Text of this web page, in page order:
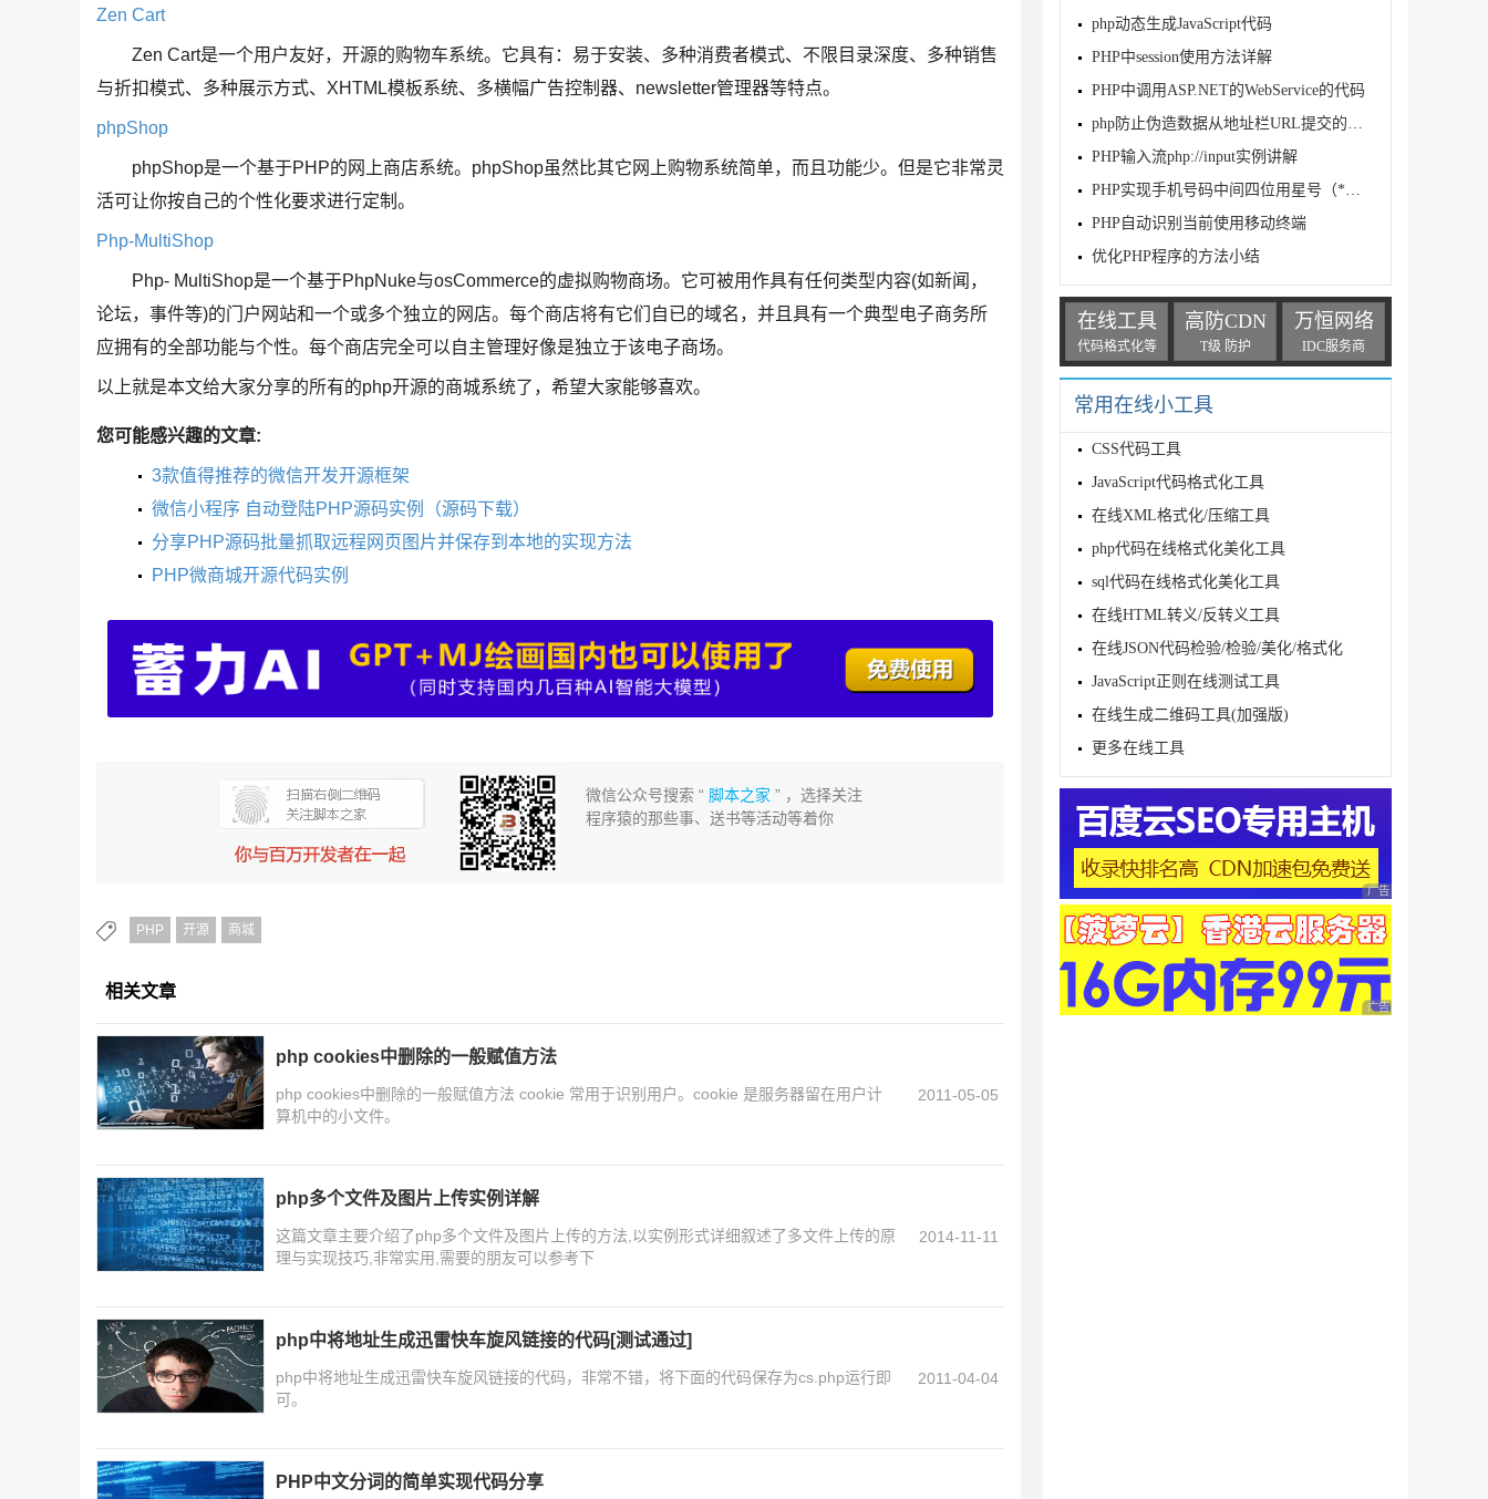
Zen Cart
Zen Cart是一个用户友好，开源的购物车系统。它具有：易于安装、多种消费者模式、不限目录深度、多种销售
与折扣模式、多种展示方式、XHTML模板系统、多横幅广告控制器、newsletter管理器等特点。
phpShop
phpShop是一个基于PHP的网上商店系统。phpShop虽然比其它网上购物系统简单，而且功能少。但是它非常灵
活可让你按自己的个性化要求进行定制。
Php-MultiShop
Php- MultiShop是一个基于PhpNuke与osCommerce的虚拟购物商场。它可被用作具有任何类型内容(如新闻，
论坛，事件等)的门户网站和一个或多个独立的网店。每个商店将有它们自已的域名，并且具有一个典型电子商务所
应拥有的全部功能与个性。每个商店完全可以自主管理好像是独立于该电子商场。
以上就是本文给大家分享的所有的php开源的商城系统了，希望大家能够喜欢。
您可能感兴趣的文章:
3款值得推荐的微信开发开源框架
微信小程序 自动登陆PHP源码实例（源码下载）
分享PHP源码批量抓取远程网页图片并保存到本地的实现方法
PHP微商城开源代码实例
微信公众号搜索 “脚本之家 ” ，选择关注
程序猿的那些事、送书等活动等着你
PHP 开源 商城
相关文章
php cookies中删除的一般赋值方法
php cookies中删除的一般赋值方法 cookie 常用于识别用户。cookie 是服务器留在用户计
算机中的小文件。
2011-05-05
php多个文件及图片上传实例详解
这篇文章主要介绍了php多个文件及图片上传的方法,以实例形式详细叙述了多文件上传的原
理与实现技巧,非常实用,需要的朋友可以参考下
2014-11-11
php中将地址生成迅雷快车旋风链接的代码[测试通过]
php中将地址生成迅雷快车旋风链接的代码，非常不错，将下面的代码保存为cs.php运行即
可。
2011-04-04
PHP中文分词的简单实现代码分享
php动态生成JavaScript代码
PHP中session使用方法详解
PHP中调用ASP.NET的WebService的代码
php防止伪造数据从地址栏URL提交的方法
PHP输入流php://input实例讲解
PHP实现手机号码中间四位用星号（*）隐藏的自定义函数分享
PHP自动识别当前使用移动终端
优化PHP程序的方法小结
在线工具
代码格式化等
高防CDN
T级 防护
万恒网络
IDC服务商
常用在线小工具
CSS代码工具
JavaScript代码格式化工具
在线XML格式化/压缩工具
php代码在线格式化美化工具
sql代码在线格式化美化工具
在线HTML转义/反转义工具
在线JSON代码检验/检验/美化/格式化
JavaScript正则在线测试工具
在线生成二维码工具(加强版)
更多在线工具
广告 商业广告，理性
广告 商业广告，理性